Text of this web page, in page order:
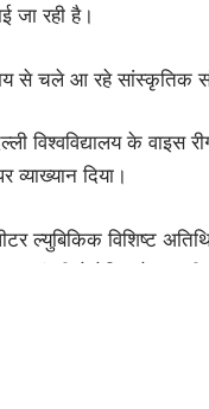
जा रही है।
से चले आ रहे सांस्कृतिक
विश्वविद्यालय के वाइस
व्याख्यान दिया।
ल्युबिकिक विशिष्ट
ने वेनिस के